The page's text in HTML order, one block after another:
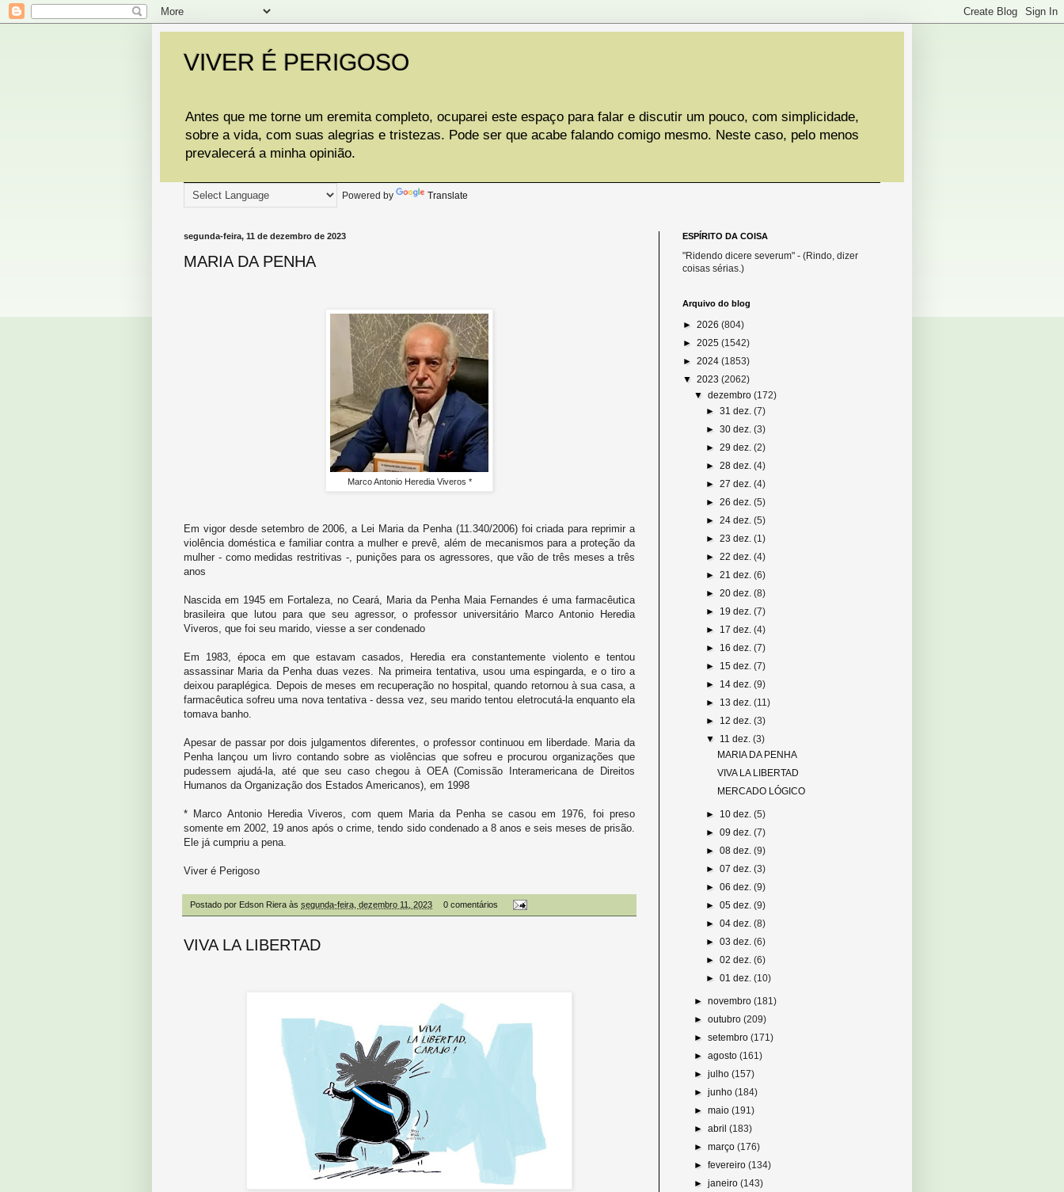
VIVER É PERIGOSO
Antes que me torne um eremita completo, ocuparei este espaço para falar e discutir um pouco, com simplicidade,
sobre a vida, com suas alegrias e tristezas. Pode ser que acabe falando comigo mesmo. Neste caso, pelo menos
prevalecerá a minha opinião.
Powered by Translate
segunda-feira, 11 de dezembro de 2023
MARIA DA PENHA
Marco Antonio Heredia Viveros *
Em vigor desde setembro de 2006, a Lei Maria da Penha (11.340/2006) foi criada para reprimir a
violência doméstica e familiar contra a mulher e prevê, além de mecanismos para a proteção da
mulher - como medidas restritivas -, punições para os agressores, que vão de três meses a três
anos
Nascida em 1945 em Fortaleza, no Ceará, Maria da Penha Maia Fernandes é uma farmacêutica
brasileira que lutou para que seu agressor, o professor universitário Marco Antonio Heredia
Viveros, que foi seu marido, viesse a ser condenado
Em 1983, época em que estavam casados, Heredia era constantemente violento e tentou
assassinar Maria da Penha duas vezes. Na primeira tentativa, usou uma espingarda, e o tiro a
deixou paraplégica. Depois de meses em recuperação no hospital, quando retornou à sua casa, a
farmacêutica sofreu uma nova tentativa - dessa vez, seu marido tentou eletrocutá-la enquanto ela
tomava banho.
Apesar de passar por dois julgamentos diferentes, o professor continuou em liberdade. Maria da
Penha lançou um livro contando sobre as violências que sofreu e procurou organizações que
pudessem ajudá-la, até que seu caso chegou à OEA (Comissão Interamericana de Direitos
Humanos da Organização dos Estados Americanos), em 1998
* Marco Antonio Heredia Viveros, com quem Maria da Penha se casou em 1976, foi preso
somente em 2002, 19 anos após o crime, tendo sido condenado a 8 anos e seis meses de prisão.
Ele já cumpriu a pena.
Viver é Perigoso
Postado por Edson Riera às segunda-feira, dezembro 11, 2023 0 comentários
VIVA LA LIBERTAD
ESPÍRITO DA COISA
"Ridendo dicere severum" - (Rindo, dizer
coisas sérias.)
Arquivo do blog
► 2026 (804)
► 2025 (1542)
► 2024 (1853)
▼ 2023 (2062)
▼dezembro(172)
► 31 dez. (7)
► 30 dez. (3)
► 29 dez. (2)
► 28 dez. (4)
► 27 dez. (4)
► 26 dez. (5)
► 24 dez. (5)
► 23 dez. (1)
► 22 dez. (4)
► 21 dez. (6)
► 20 dez. (8)
► 19 dez. (7)
► 17 dez. (4)
► 16 dez. (7)
► 15 dez. (7)
► 14 dez. (9)
► 13 dez. (11)
► 12 dez. (3)
▼ 11 dez. (3)
MARIA DA PENHA
VIVA LA LIBERTAD
MERCADO LÓGICO
► 10 dez. (5)
► 09 dez. (7)
► 08 dez. (9)
► 07 dez. (3)
► 06 dez. (9)
► 05 dez. (9)
► 04 dez. (8)
► 03 dez. (6)
► 02 dez. (6)
► 01 dez. (10)
►novembro(181)
►outubro(209)
►setembro(171)
►agosto(161)
►julho(157)
►junho(184)
►maio(191)
►abril(183)
►março(176)
►fevereiro(134)
►janeiro(143)